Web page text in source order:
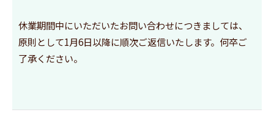
休業期間中にいただいたお問い合わせにつきましては、
原則として1月6日以降に順次ご返信いたします。何卒ご
了承ください。